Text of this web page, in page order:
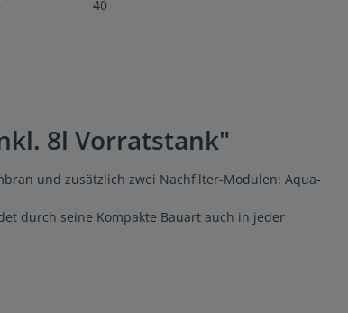
40
8l Vorratstank"
und zusätzlich zwei Nachfilter-Modulen: Aqua-
durch seine Kompakte Bauart auch in jeder